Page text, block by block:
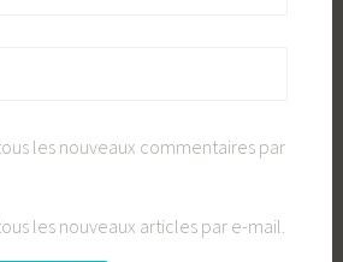
les nouveaux commentaires par
les nouveaux articles par e-mail.